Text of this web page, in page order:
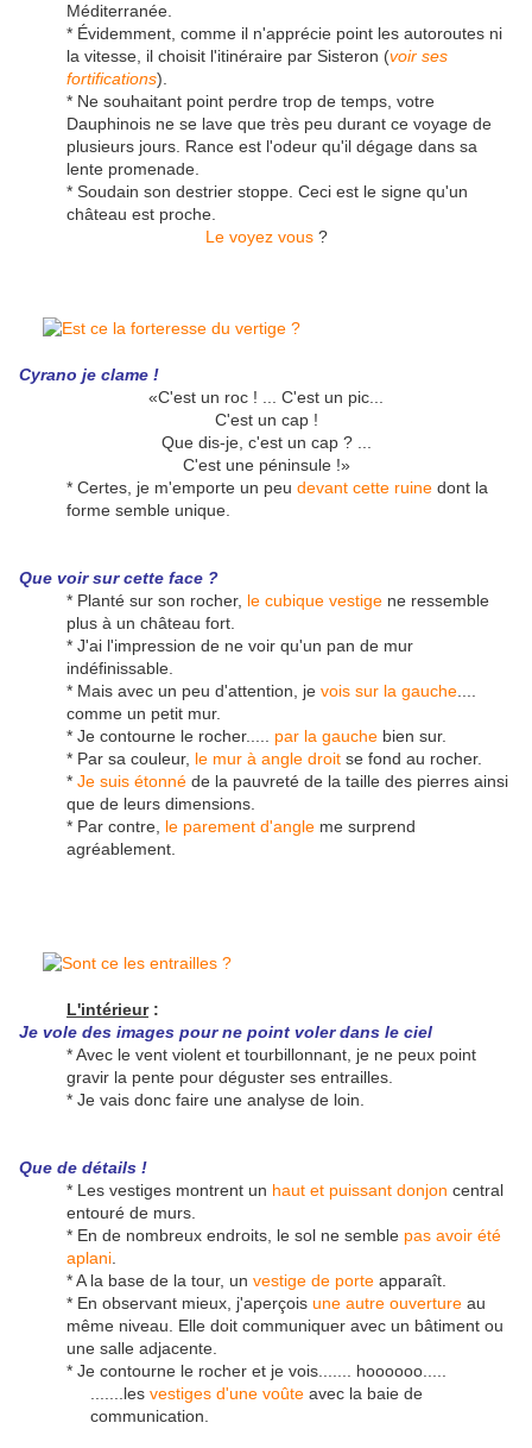
Méditerranée.
* Évidemment, comme il n'apprécie point les autoroutes ni
la vitesse, il choisit l'itinéraire par Sisteron (voir ses
fortifications).
* Ne souhaitant point perdre trop de temps, votre
Dauphinois ne se lave que très peu durant ce voyage de
plusieurs jours. Rance est l'odeur qu'il dégage dans sa
lente promenade.
* Soudain son destrier stoppe. Ceci est le signe qu'un
château est proche.
Le voyez vous?
Cyrano je clame !
«C'est un roc ! ... C'est un pic...
C'est un cap !
Que dis-je, c'est un cap ? ...
C'est une péninsule !»
* Certes, je m'emporte un peu devant cette ruine dont la
forme semble unique.
Que voir sur cette face ?
* Planté sur son rocher, le cubique vestige ne ressemble
plus à un château fort.
* J'ai l'impression de ne voir qu'un pan de mur
indéfinissable.
* Mais avec un peu d'attention, je vois sur la gauche
comme un petit mur.
* Je contourne le rocher..... par la gauche bien sur.
* Par sa couleur, le mur à angle droit se fond au rocher.
* Je suis étonné de la pauvreté de la taille des pierres ainsi
que de leurs dimensions.
* Par contre, le parement d'angle me surprend
agréablement.
L'intérieur:
Je vole des images pour ne point voler dans le ciel
* Avec le vent violent et tourbillonnant, je ne peux point
gravir la pente pour déguster ses entrailles.
* Je vais donc faire une analyse de loin.
Que de détails !
* Les vestiges montrent un haut et puissant donjon central
entouré de murs.
* En de nombreux endroits, le sol ne semble pas avoir été
aplani
* A la base de la tour, un vestige de porte apparaît.
* En observant mieux, j'aperçois une autre ouverture au
même niveau. Elle doit communiquer avec un bâtiment ou
une salle adjacente.
* Je contourne le rocher et je vois....... hoooooo.....
.......les vestiges d'une voûte avec la baie de
communication.